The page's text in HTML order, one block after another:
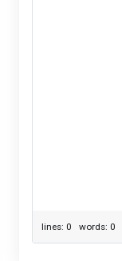
lines: 0 words: 0